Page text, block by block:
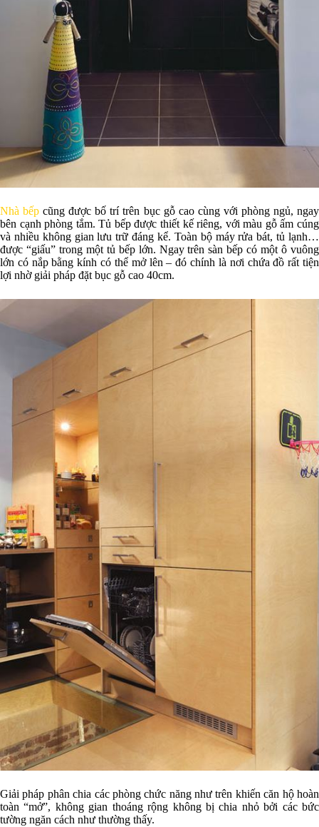
Nhà bếp cũng được bố trí trên bục gỗ cao cùng với phòng ngủ, ngay
bên cạnh phòng tắm. Tủ bếp được thiết kế riêng, với màu gỗ ấm cúng
và nhiều không gian lưu trữ đáng kể. Toàn bộ máy rửa bát, tủ lạnh…
được “giấu” trong một tủ bếp lớn. Ngay trên sàn bếp có một ô vuông
lớn có nắp bằng kính có thể mở lên – đó chính là nơi chứa đồ rất tiện
lợi nhờ giải pháp đặt bục gỗ cao 40cm.
Giải pháp phân chia các phòng chức năng như trên khiến căn hộ hoàn
toàn “mở”, không gian thoáng rộng không bị chia nhỏ bởi các bức
tường ngăn cách như thường thấy.